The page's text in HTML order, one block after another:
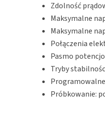
Zdolność
Maksymalne
Maksymalne
Połączenia
Pasmo
Tryby
Próbkowanie: